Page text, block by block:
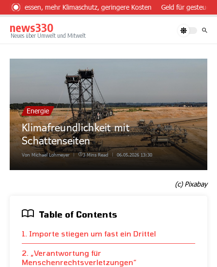
Zum Inhalt springen
essen, mehr Klimaschutz, geringere Kosten Geld für
news330
Neues über Umwelt und Mitwelt
Energie
Klimafreundlichkeit mit
Schattenseiten
Von Michael Lohmeyer 3 Mins Read 06.05.2026 13:30
(c) Pixabay
Table of Contents
1. Importe stiegen um fast ein Drittel
2. „Verantwortung für
Menschenrechtsverletzungen“